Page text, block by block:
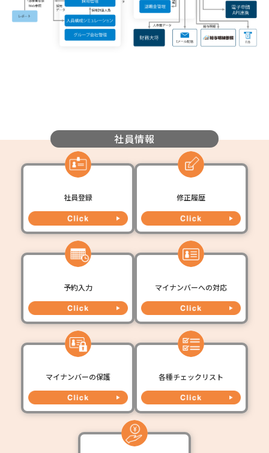
社員情報
社員登録 修正履歴
予約入力 マイナンバーへの対応
マイナンバーの保護 各種チェックリスト